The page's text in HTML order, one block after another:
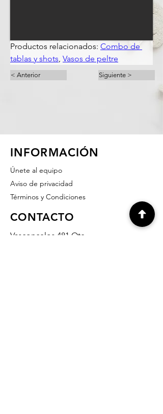
Productos relacionados: Combo de
tablas y shots, Vasos de peltre
< Anterior Siguiente >
INFORMACIÓN
Únete al equipo
Aviso de privacidad
Términos y Condiciones
CONTACTO
Vasconcelos 481 Ote.